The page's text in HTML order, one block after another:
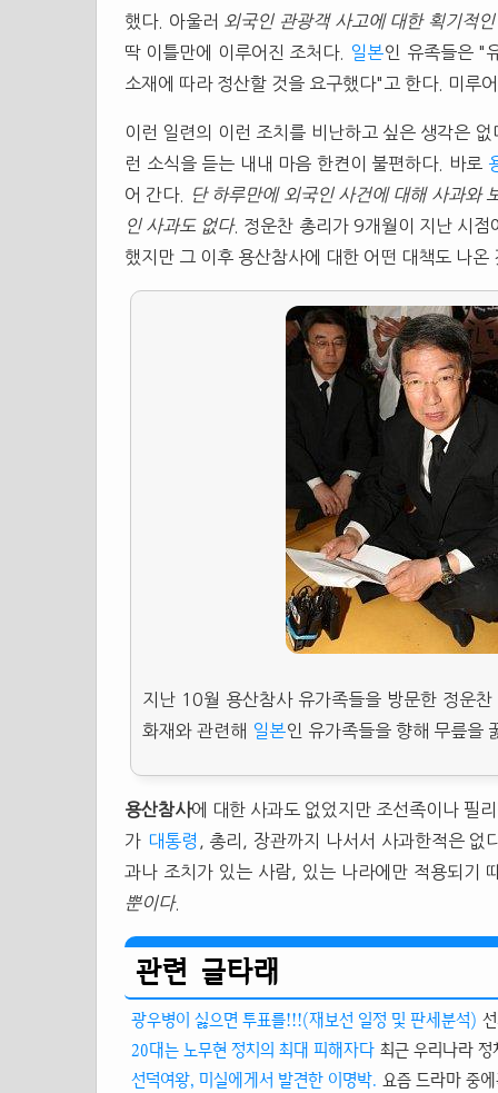
했다. 아울러 외국인 관광객 사고에 대한 획기적
딱 이틀만에 이루어진 조처다.
일본인 유족들은 "
소재에 따라 정산할 것을 요구했다"고 한다. 미루
이런 일련의 이런 조치를 비난하고 싶은 생각은
런 소식을 듣는 내내 마음 한켠이 불편하다. 바로
어 간다.
단 하루만에 외국인 사건에 대해 사과와
인 사과도 없다. 정운찬 총리가 9개월이 지난 시
했지만 그 이후 용산참사에 대한 어떤 대책도 나온
지난 10월 용산참사 유가족들을 방문한 정운
화재와 관련해 일본인 유가족들을 향해 무릎을
용산참사에 대한 사과도 없었지만 조선족이나 필
가 대통령
, 총리, 장관까지 나서서 사과한적은 없
과나 조치가 있는 사람, 있는 나라에만 적용되기
뿐이다.
관련 글타래
광우병이 싫으면 투표를!!!(재보선 일정 및 판세분석)
20대는 노무현 정치의 최대 피해자다 최근 우리나라 정
선덕여왕, 미실에게서 발견한 이명박. 요즘 드라마 중